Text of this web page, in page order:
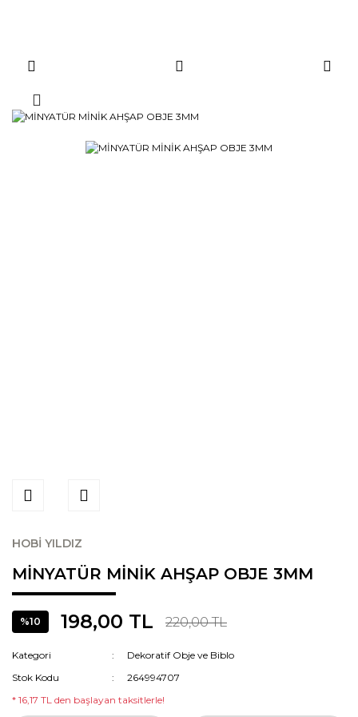
HOBİ YILDIZ
MİNYATÜR MİNİK AHŞAP OBJE 3MM
%10 198,00 TL 220,00 TL
Kategori
Dekoratif Obje ve Biblo
Stok Kodu
264994707
* 16,17 TL den başlayan taksitlerle!